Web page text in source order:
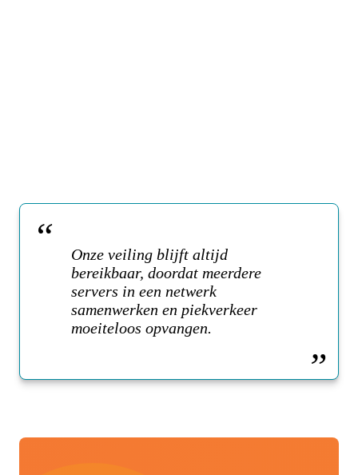
Onze veiling blijft altijd
bereikbaar, doordat meerdere
servers in een netwerk
samenwerken en piekverkeer
moeiteloos opvangen.